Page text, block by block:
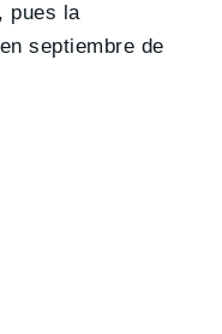
pues la
septiembre de